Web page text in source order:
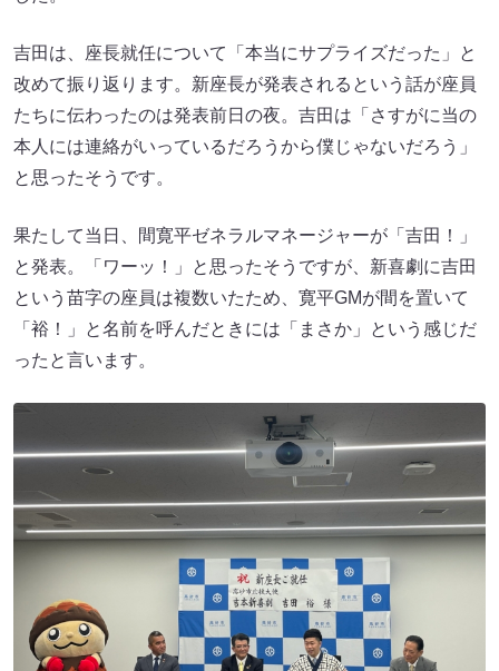
吉田は、座長就任について「本当にサプライズだった」と
改めて振り返ります。新座長が発表されるという話が座員
たちに伝わったのは発表前日の夜。吉田は「さすがに当の
本人には連絡がいっているだろうから僕じゃないだろう」
と思ったそうです。
果たして当日、間寛平ゼネラルマネージャーが「吉田！」
と発表。「ワーッ！」と思ったそうですが、新喜劇に吉田
という苗字の座員は複数いたため、寛平GMが間を置いて
「裕！」と名前を呼んだときには「まさか」という感じだ
ったと言います。